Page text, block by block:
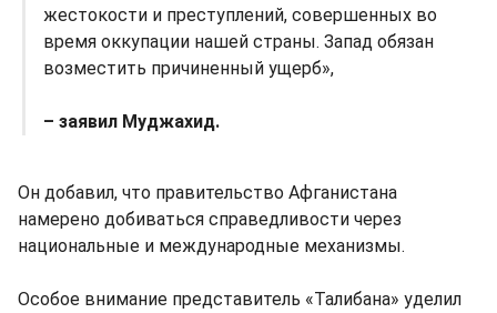
жестокости и преступлений, совершенных во
время оккупации нашей страны. Запад обязан
возместить причиненный ущерб»,
– заявил Муджахид.
Он добавил, что правительство Афганистана
намерено добиваться справедливости через
национальные и международные механизмы.
Особое внимание представитель «Талибана» уделил